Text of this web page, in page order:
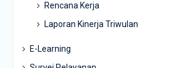
Rencana Kerja
Laporan Kinerja Triwulan
E-Learning